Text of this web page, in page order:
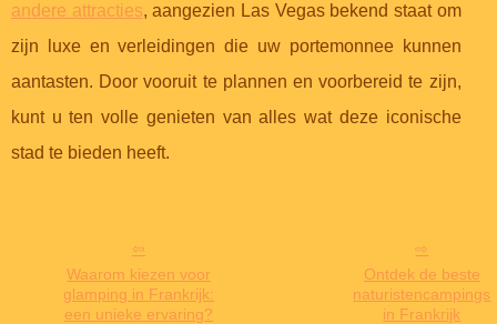
andere attracties, aangezien Las Vegas bekend staat om
zijn luxe en verleidingen die uw portemonnee kunnen
aantasten. Door vooruit te plannen en voorbereid te zijn,
kunt u ten volle genieten van alles wat deze iconische
stad te bieden heeft.
Waarom kiezen voor
glamping in Frankrijk:
een unieke ervaring?
Ontdek de beste
naturistencampings
in Frankrijk